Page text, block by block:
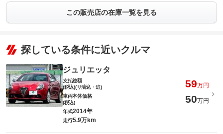
この販売店の在庫一覧を見る
探している条件に近いクルマ
ジュリエッタ
支払総額
(税込)(リ済込・追)
59万円
車両本体価格
(税込)
50万円
年式2014年
走行5.9万km